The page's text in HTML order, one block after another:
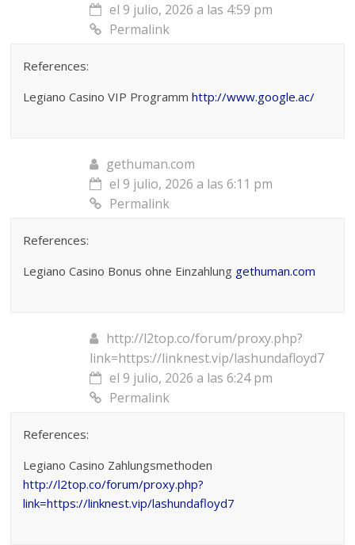
el 9 julio, 2026 a las 4:59 pm
Permalink
References:
Legiano Casino VIP Programmhttp://www.google.ac/
gethuman.com
el 9 julio, 2026 a las 6:11 pm
Permalink
References:
Legiano Casino Bonus ohne Einzahlung gethuman.com
http://l2top.co/forum/proxy.php?
link=https://linknest.vip/lashundafloyd7
el 9 julio, 2026 a las 6:24 pm
Permalink
References:
Legiano Casino Zahlungsmethoden
http://l2top.co/forum/proxy.php?
link=https://linknest.vip/lashundafloyd7